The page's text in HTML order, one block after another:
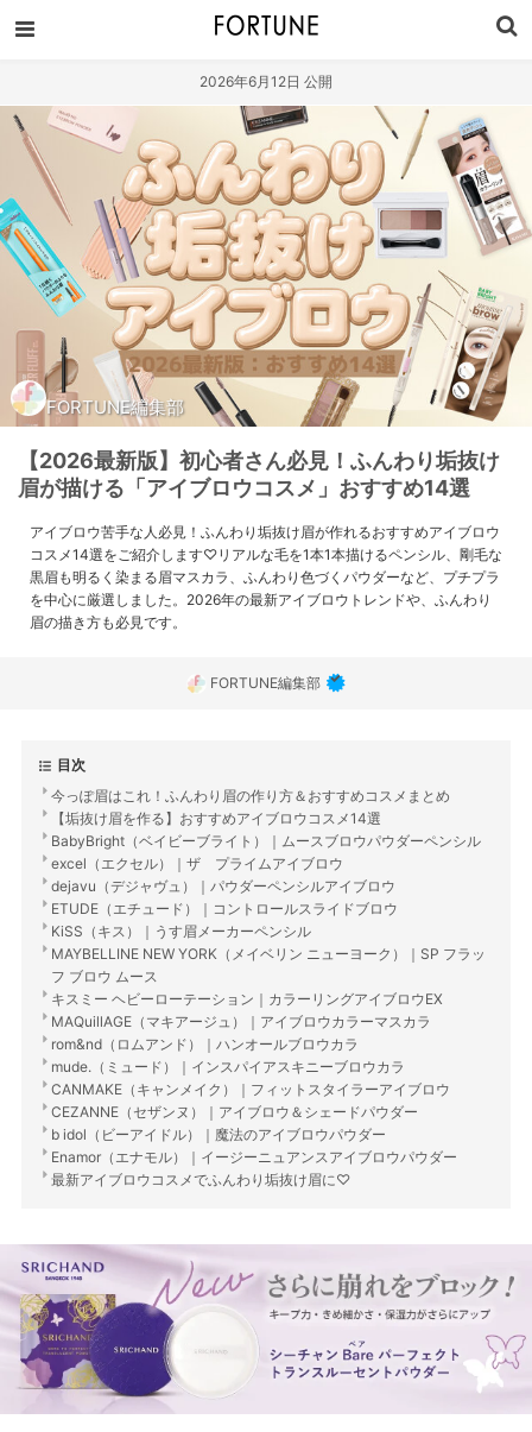
2026年6月12日 公開
FORTUNE編集部
【2026最新版】初心者さん必見！ふんわり垢抜け
眉が描ける「アイブロウコスメ」おすすめ14選
アイブロウ苦手な人必見！ふんわり垢抜け眉が作れるおすすめアイブロウ
コスメ14選をご紹介します♡リアルな毛を1本1本描けるペンシル、剛毛な
黒眉も明るく染まる眉マスカラ、ふんわり色づくパウダーなど、プチプラ
を中心に厳選しました。2026年の最新アイブロウトレンドや、ふんわり
眉の描き方も必見です。
FORTUNE編集部
目次
今っぽ眉はこれ！ふんわり眉の作り方＆おすすめコスメまとめ
【垢抜け眉を作る】おすすめアイブロウコスメ14選
BabyBright（ベイビーブライト）｜ムースブロウパウダーペンシル
excel（エクセル）｜ザ プライムアイブロウ
dejavu（デジャヴュ）｜パウダーペンシルアイブロウ
ETUDE（エチュード）｜コントロールスライドブロウ
KiSS（キス）｜うす眉メーカーペンシル
MAYBELLINE NEW YORK（メイベリン ニューヨーク）｜SP フラッ
フ ブロウ ムース
キスミー ヘビーローテーション｜カラーリングアイブロウEX
MAQuillAGE（マキアージュ）｜アイブロウカラーマスカラ
rom&nd（ロムアンド）｜ハンオールブロウカラ
mude.（ミュード）｜インスパイアスキニーブロウカラ
CANMAKE（キャンメイク）｜フィットスタイラーアイブロウ
CEZANNE（セザンヌ）｜アイブロウ＆シェードパウダー
b idol（ビーアイドル）｜魔法のアイブロウパウダー
Enamor（エナモル）｜イージーニュアンスアイブロウパウダー
最新アイブロウコスメでふんわり垢抜け眉に♡